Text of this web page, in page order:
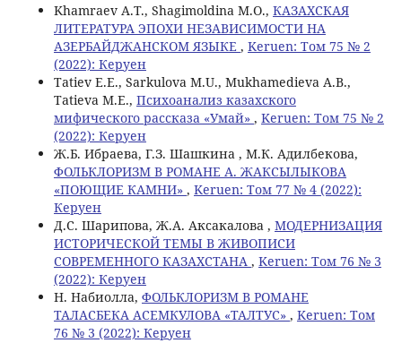
Khamraev A.Т., Shagimoldinа M.O., КАЗАХСКАЯ
ЛИТЕРАТУРА ЭПОХИ НЕЗАВИСИМОСТИ НА
АЗЕРБАЙДЖАНСКОМ ЯЗЫКЕ , Keruen: Том 75 № 2
(2022): Керуен
Tatiev E.E., Sarkulova M.U., Mukhamedieva A.B.,
Tatieva M.E., Психоанализ казахского
мифического рассказа «Умай» , Keruen: Том 75 № 2
(2022): Керуен
Ж.Б. Ибраева, Г.З. Шашкина , М.К. Адилбекова,
ФОЛЬКЛОРИЗМ В РОМАНЕ А. ЖАКСЫЛЫКОВА
«ПОЮЩИЕ КАМНИ» , Keruen: Том 77 № 4 (2022):
Керуен
Д.С. Шарипова, Ж.А. Аксакалова , МОДЕРНИЗАЦИЯ
ИСТОРИЧЕСКОЙ ТЕМЫ В ЖИВОПИСИ
СОВРЕМЕННОГО КАЗАХСТАНА , Keruen: Том 76 № 3
(2022): Керуен
Н. Набиолла, ФОЛЬКЛОРИЗМ В РОМАНЕ
ТАЛАСБЕКА АСЕМКУЛОВА «ТАЛТУС» , Keruen: Том
76 № 3 (2022): Керуен